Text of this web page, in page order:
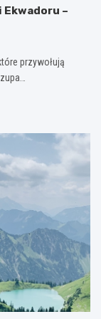
Ekwadoru –
przywołują